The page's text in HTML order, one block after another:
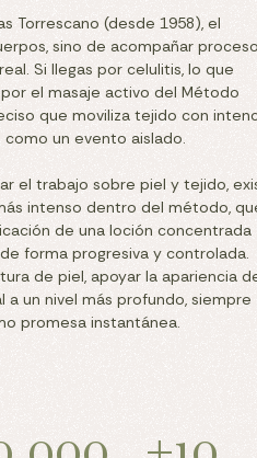
Torrescano (desde 1958), el
sino de acompañar
Si llegas por celulitis, lo que
el masaje activo del Método
que moviliza tejido con
un evento aislado.
el trabajo sobre piel y tejido,
intenso dentro del método,
de una loción concentrada
forma progresiva y controlada.
de piel, apoyar la apariencia
un nivel más profundo, siempre
promesa instantánea.